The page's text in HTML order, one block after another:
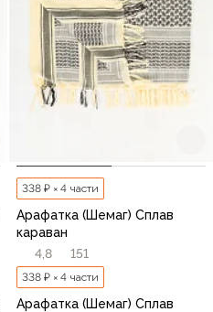
338 ₽ × 4 части
Арафатка (Шемаг) Сплав
караван
4,8
151
338 ₽ × 4 части
Арафатка (Шемаг) Сплав